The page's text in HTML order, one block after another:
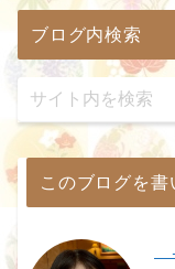
ブログ内検索
このブログを書
→